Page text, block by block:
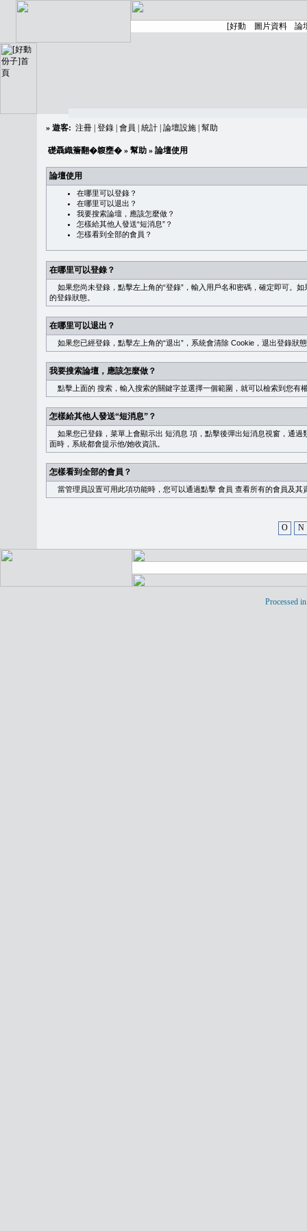
» 遊客: 注冊 登錄 會員 統計 論壇設施 幫助
礎聶織簷翻�䪖壅� » 幫助 » 論壇使用
論壇使用
在哪里可以登錄？
在哪里可以退出？
我要搜索論壇，應該怎麼做？
怎樣給其他人發送“短消息”？
怎樣看到全部的會員？
在哪里可以登錄？
如果您尚未登錄，點擊左上角的“登錄”，輸入用戶名和密碼，確定即可。
的登錄狀態。
在哪里可以退出？
如果您已經登錄，點擊左上角的“退出”，系統會清除 Cookie，退出登錄狀
我要搜索論壇，應該怎麼做？
點擊上面的 搜索 ，輸入搜索的關鍵字並選擇一個範圍，就可以檢索到您有
怎樣給其他人發送“短消息”？
如果您已登錄，菜單上會顯示出 短消息 項，點擊後彈出短消息視窗，通過
面時，系統都會提示他/她收資訊。
怎樣看到全部的會員？
當管理員設置可用此項功能時，您可以通過點擊 會員 查看所有的會員及其
O N
Processed